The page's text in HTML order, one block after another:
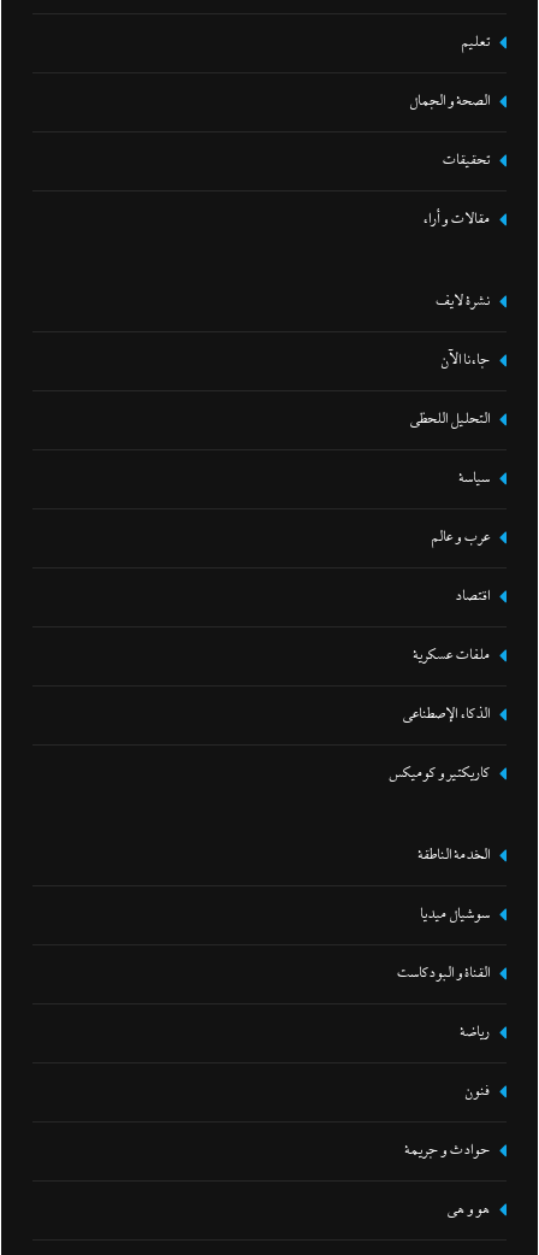
تعليم
الصحة و الجمال
تحقيقات
مقالات و أراء
نشرة لايف
جاءنا الآن
التحليل اللحظي
سياسة
عرب و عالم
اقتصاد
ملفات عسكرية
الذكاء الإصطناعي
كاريكتير و كوميكس
الخدمة الناطقة
سوشيال ميديا
القناة و البودكاست
رياضة
فنون
حوادث و جريمة
هو و هي